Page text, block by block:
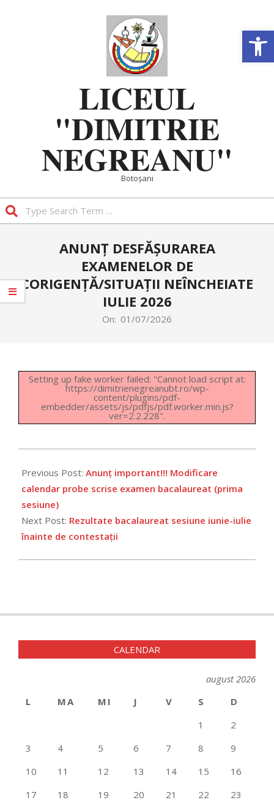
LICEUL
"DIMITRIE
NEGREANU"
Botoșani
ANUNȚ DESFĂȘURAREA
EXAMENELOR DE
CORIGENȚĂ/SITUAȚII NEÎNCHEIATE
IULIE 2026
On: 01/07/2026
Setting up fake worker failed: "Cannot load script at:
https://dimitrienegreanubt.ro/wp-
content/plugins/pdf-
embedder/assets/js/pdfjs/pdf.worker.min.js?
ver=2.2.228".
07-
01
Previous Post: Anunț important!!! Modificare
calendar probe scrise examen bacalaureat (prima
sesiune)
Next Post: Rezultate bacalaureat sesiune iunie-iulie
înainte de contestații
CALENDAR
august 2026
L
MA MI J V S
D
1
2
3
4 5 6 7 8
9
10
11 12 13 14 15
16
17
18 19 20 21 22
23